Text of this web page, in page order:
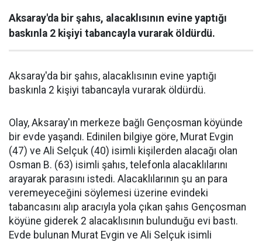
Aksaray'da bir şahıs, alacaklısının evine yaptığı
baskınla 2 kişiyi tabancayla vurarak öldürdü.
Aksaray'da bir şahıs, alacaklısının evine yaptığı
baskınla 2 kişiyi tabancayla vurarak öldürdü.
Olay, Aksaray'ın merkeze bağlı Gençosman köyünde
bir evde yaşandı. Edinilen bilgiye göre, Murat Evgin
(47) ve Ali Selçuk (40) isimli kişilerden alacağı olan
Osman B. (63) isimli şahıs, telefonla alacaklılarını
arayarak parasını istedi. Alacaklılarının şu an para
veremeyeceğini söylemesi üzerine evindeki
tabancasını alıp aracıyla yola çıkan şahıs Gençosman
köyüne giderek 2 alacaklısının bulunduğu evi bastı.
Evde bulunan Murat Evgin ve Ali Selçuk isimli